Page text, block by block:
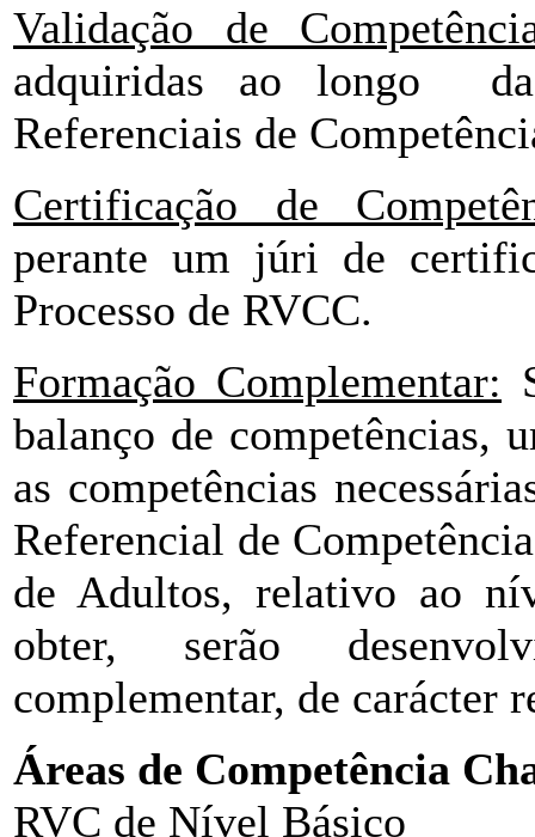
Validação de
adquiridas ao longo
Referenciais de
Certificação de
perante um júri de
Processo de RVCC.
Formação Complementar:
balanço de competências,
as competências
Referencial de
de Adultos, relativo ao
obter, serão
complementar, de carácter
Áreas de Competência
RVC de Nível Básico